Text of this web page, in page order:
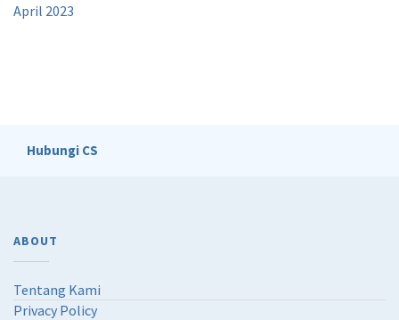
April 2023
Hubungi CS
ABOUT
Tentang Kami
Privacy Policy